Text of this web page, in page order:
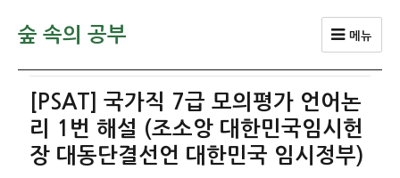
숲 속의 공부 메뉴
[PSAT] 국가직 7급 모의평가 언어논
리 1번 해설 (조소앙 대한민국임시헌
장 대동단결선언 대한민국 임시정부)